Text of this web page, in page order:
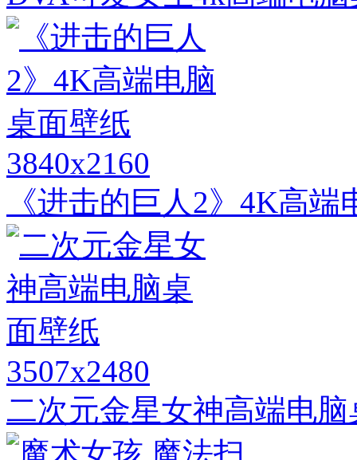
3840x2160
《进击的巨人2》4K高
3507x2480
二次元金星女神高端电